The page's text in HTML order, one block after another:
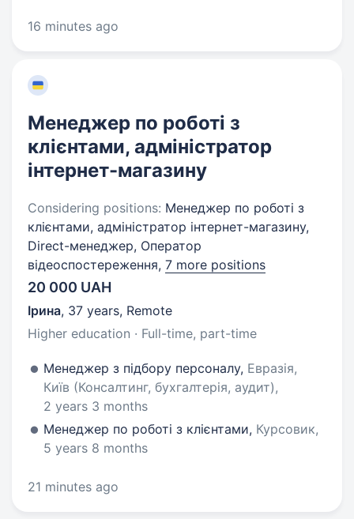
16 minutes ago
Менеджер по роботі з
клієнтами, адміністратор
інтернет-магазину
Considering positions: Менеджер по роботі з
клієнтами, адміністратор інтернет-магазину,
Direct-менеджер, Оператор
відеоспостереження, 7 more positions
20 000 UAH
Ірина, 37 years, Remote
Higher education · Full-time, part-time
Менеджер з підбору персоналу, Евразія,
Київ (Консалтинг, бухгалтерія, аудит),
2 years 3 months
Менеджер по роботі з клієнтами, Курсовик,
5 years 8 months
21 minutes ago